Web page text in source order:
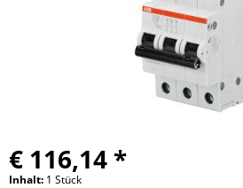
€ 116,14 *
Inhalt: 1 Stück